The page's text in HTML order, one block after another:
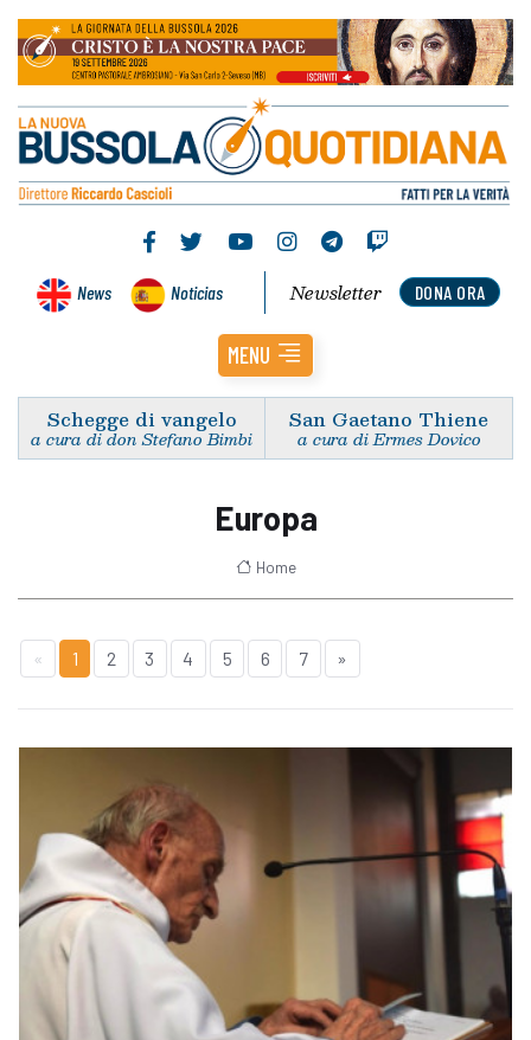
News Noticias DONA ORA
Newsletter
MENU
Schegge di vangelo
a cura di don Stefano Bimbi
San Gaetano Thiene
a cura di Ermes Dovico
Europa
Home
« 1 2 3 4 5 6 7 »